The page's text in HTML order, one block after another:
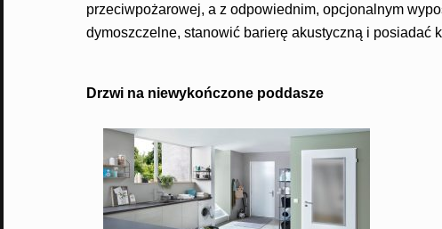
przeciwpożarowej, a z odpowiednim, opcjonalnym
dymoszczelne, stanowić barierę akustyczną i posiadać
Drzwi na niewykończone poddasze